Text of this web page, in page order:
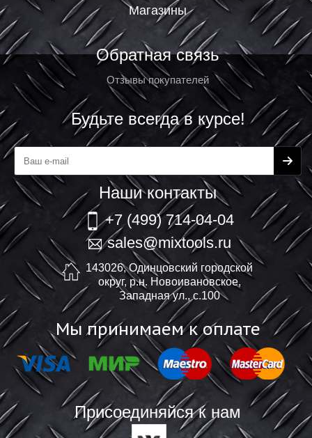
Магазины
Обратная связь
Отзывы покупателей
Будьте всегда в курсе!
Наши контакты
+7 (499) 714-04-04
sales@mixtools.ru
143026, Одинцовский городской
округ, р.н. Новоивановское,
Западная ул., с.100
Мы принимаем к оплате
Присоединяйся к нам